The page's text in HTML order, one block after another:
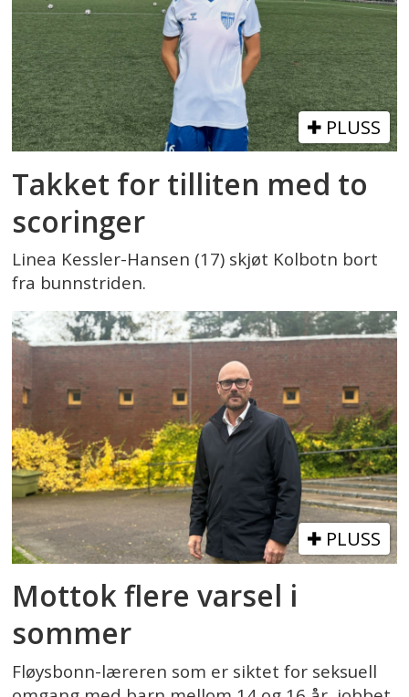
PLUSS
Takket for tilliten med to
scoringer
Linea Kessler-Hansen (17) skjøt Kolbotn bort
fra bunnstriden.
PLUSS
Mottok flere varsel i
sommer
Fløysbonn-læreren som er siktet for seksuell